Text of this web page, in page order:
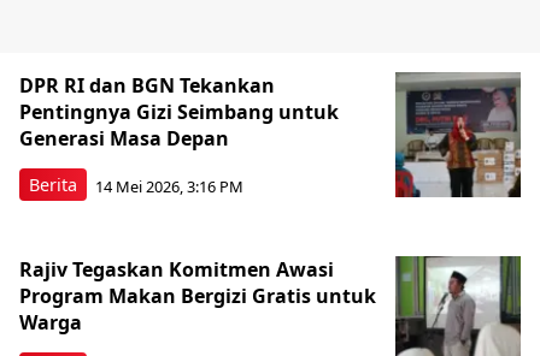
Berita
DPR RI dan BGN Tekankan
Pentingnya Gizi Seimbang untuk
Generasi Masa Depan
14 Mei 2026, 3:16 PM
Rajiv Tegaskan Komitmen Awasi
Program Makan Bergizi Gratis untuk
Warga